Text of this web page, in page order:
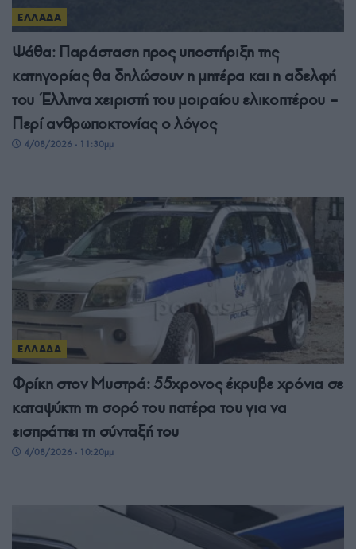
ΕΛΛΑΔΑ
Ψάθα: Παράσταση προς υποστήριξη της
κατηγορίας θα δηλώσουν η μητέρα και η αδελφή
του Έλληνα χειριστή του μοιραίου ελικοπτέρου –
Περί ανθρωποκτονίας ο λόγος
4/08/2026 - 11:30μμ
ΕΛΛΑΔΑ
Φρίκη στον Μυστρά: 55χρονος έκρυβε χρόνια σε
καταψύκτη τη σορό του πατέρα του για να
εισπράττει τη σύνταξή του
4/08/2026 - 10:20μμ